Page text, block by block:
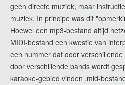
geen directe muziek, maar
muziek. In principe was dit
Hoewel een mp3-bestand altijd
MIDI-bestand een kwestie van
een nummer dat door
door verschillende bands wordt
karaoke-gebied vinden .mid-